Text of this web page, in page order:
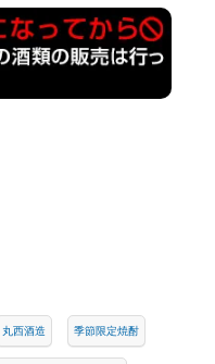
丸西酒造 季節限定焼酎